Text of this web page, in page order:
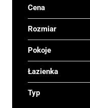
Cena
Rozmiar
Pokoje
Łazienka
Typ